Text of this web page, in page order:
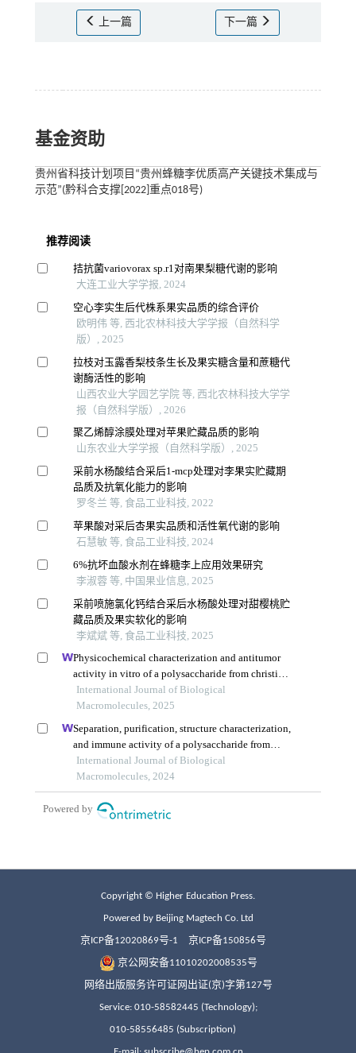
上一篇 下一篇
基金资助
贵州省科技计划项目“贵州蜂糖李优质高产关键技术集成与
示范”(黔科合支撑[2022]重点018号)
Copyright © Higher Education Press.
Powered by Beijing Magtech Co. Ltd
京ICP备12020869号-1 京ICP备150856号
京公网安备11010202008535号
网络出版服务许可证网出证(京)字第127号
Service: 010-58582445 (Technology);
010-58556485 (Subscription)